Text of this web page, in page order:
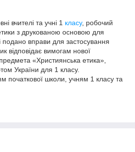
вчителі та учні 1 класу, робочий
з друкованою основою для
подано вправи для застосування
відповідає вимогам нової
предмета «Християнська етика»,
України для 1 класу.
початкової школи учням 1 класу та